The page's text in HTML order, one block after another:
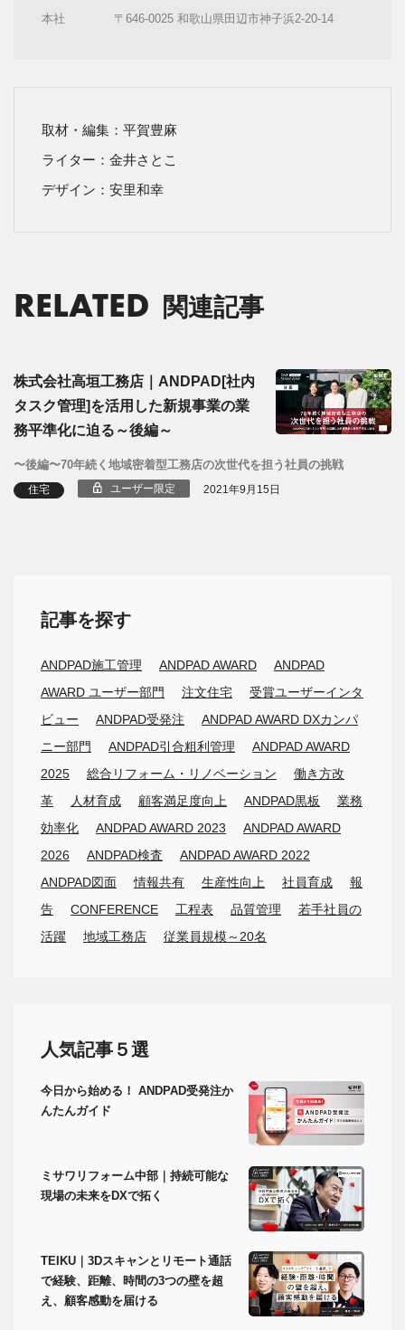
本社 〒646-0025 和歌山県田辺市神子浜2-20-14
取材・編集：平賀豊麻
ライター：金井さとこ
デザイン：安里和幸
RELATED 関連記事
株式会社高垣工務店｜ANDPAD[社内
タスク管理]を活用した新規事業の業
務平準化に迫る～後編～
〜後編〜70年続く地域密着型工務店の次世代を担う社員の挑戦
住宅 ユーザー限定 2021年9月15日
記事を探す
ANDPAD施工管理 ANDPAD AWARD
ANDPAD
AWARD ユーザー部門
注文住宅
受賞ユーザーインタ
ビュー
ANDPAD受発注
ANDPAD AWARD DXカンパ
ニー部門
ANDPAD引合粗利管理
ANDPAD AWARD
2025
総合リフォーム・リノベーション
働き方改
革
人材育成 顧客満足度向上 ANDPAD黒板
業務
効率化
ANDPAD AWARD 2023
ANDPAD AWARD
2026
ANDPAD検査
ANDPAD AWARD 2022
ANDPAD図面
情報共有 生産性向上 社員育成
報
告
CONFERENCE 工程表 品質管理
若手社員の
活躍
地域工務店 従業員規模～20名
人気記事５選
今日から始める！ ANDPAD受発注か
んたんガイド
ミサワリフォーム中部｜持続可能な
現場の未来をDXで拓く
TEIKU｜3Dスキャンとリモート通話
で経験、距離、時間の3つの壁を超
え、顧客感動を届ける